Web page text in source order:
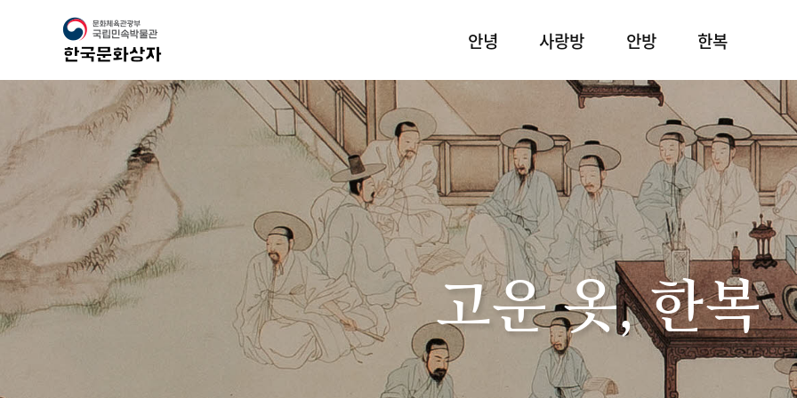
안녕 사랑방 안방 한복
고운 옷, 한복